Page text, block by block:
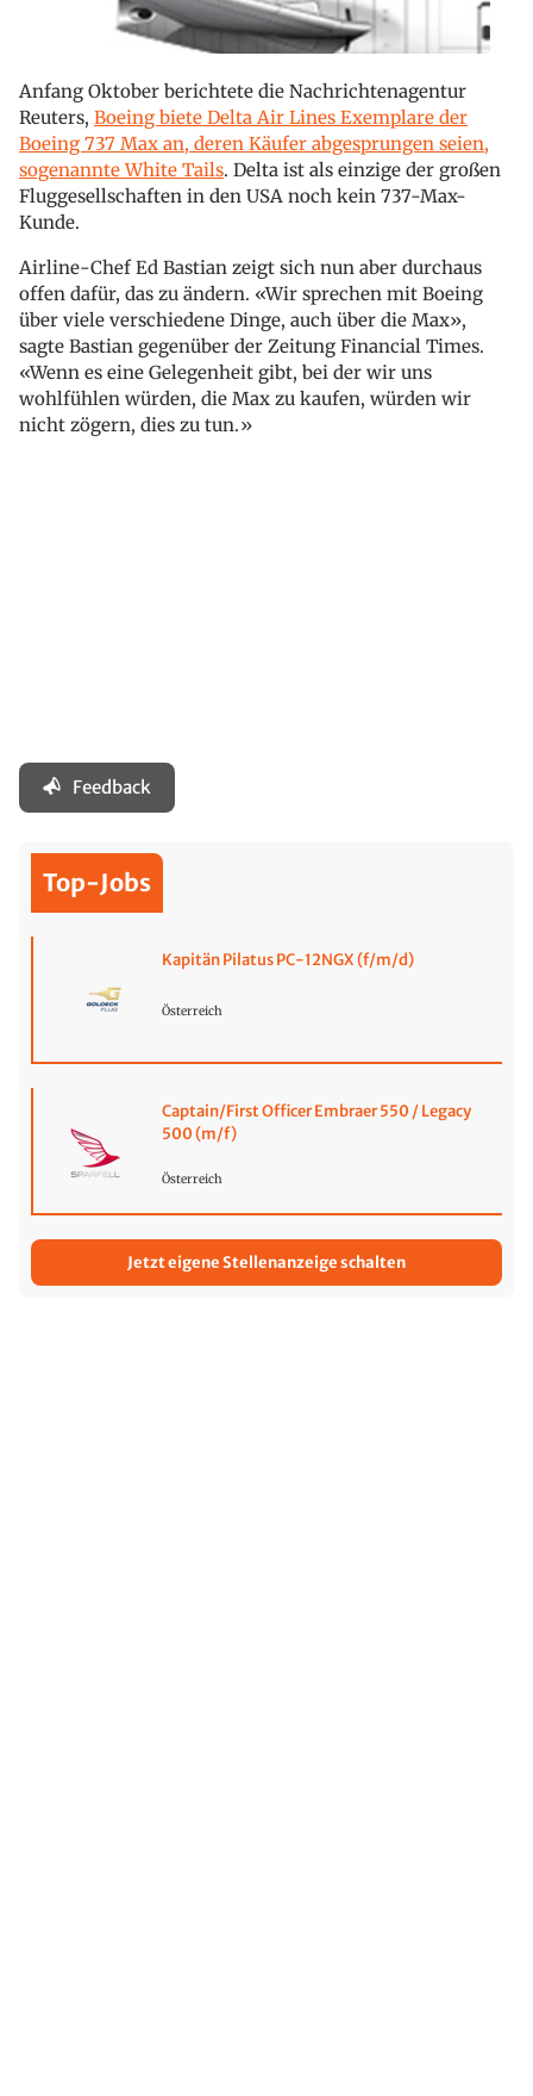
Anfang Oktober berichtete die Nachrichtenagentur
Reuters, Boeing biete Delta Air Lines Exemplare der
Boeing 737 Max an, deren Käufer abgesprungen seien,
sogenannte White Tails. Delta ist als einzige der großen
Fluggesellschaften in den USA noch kein 737-Max-
Kunde.
Airline-Chef Ed Bastian zeigt sich nun aber durchaus
offen dafür, das zu ändern. «Wir sprechen mit Boeing
über viele verschiedene Dinge, auch über die Max»,
sagte Bastian gegenüber der Zeitung Financial Times.
«Wenn es eine Gelegenheit gibt, bei der wir uns
wohlfühlen würden, die Max zu kaufen, würden wir
nicht zögern, dies zu tun.»
Feedback
Top-Jobs
Kapitän Pilatus PC-12NGX (f/m/d)
Österreich
Captain/First Officer Embraer 550 / Legacy
500 (m/f)
Österreich
Jetzt eigene Stellenanzeige schalten